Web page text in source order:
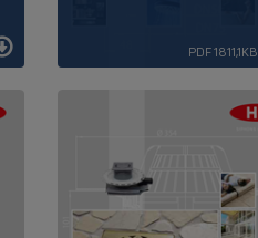
PDF 1811,1KB